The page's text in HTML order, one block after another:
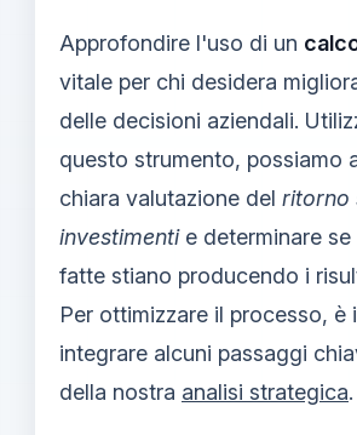
Approfondire l'uso di un
vitale per chi desidera
delle decisioni aziendali.
questo strumento, possiamo
chiara valutazione del ritorno
investimentie determinare se
fatte stiano producendo i
Per ottimizzare il processo, è
integrare alcuni passaggi
della nostra analisi strategica.